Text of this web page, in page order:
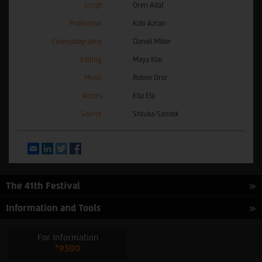
Script Oren Adaf
Production Kobi Azran
Cinematography Daniel Miller
Editing Maya Klar
Music Rotem Dror
Actors Ella Ela
Source Shtuka-Sanook
EmailLinkedInTwitter
The 41th Festival
Information and Tools
For Information
*9300